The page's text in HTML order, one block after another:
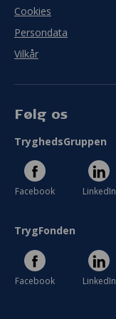
Cookies
Persondata
Vilkår
Følg os
TryghedsGruppen
Facebook LinkedIn
TrygFonden
Facebook LinkedIn